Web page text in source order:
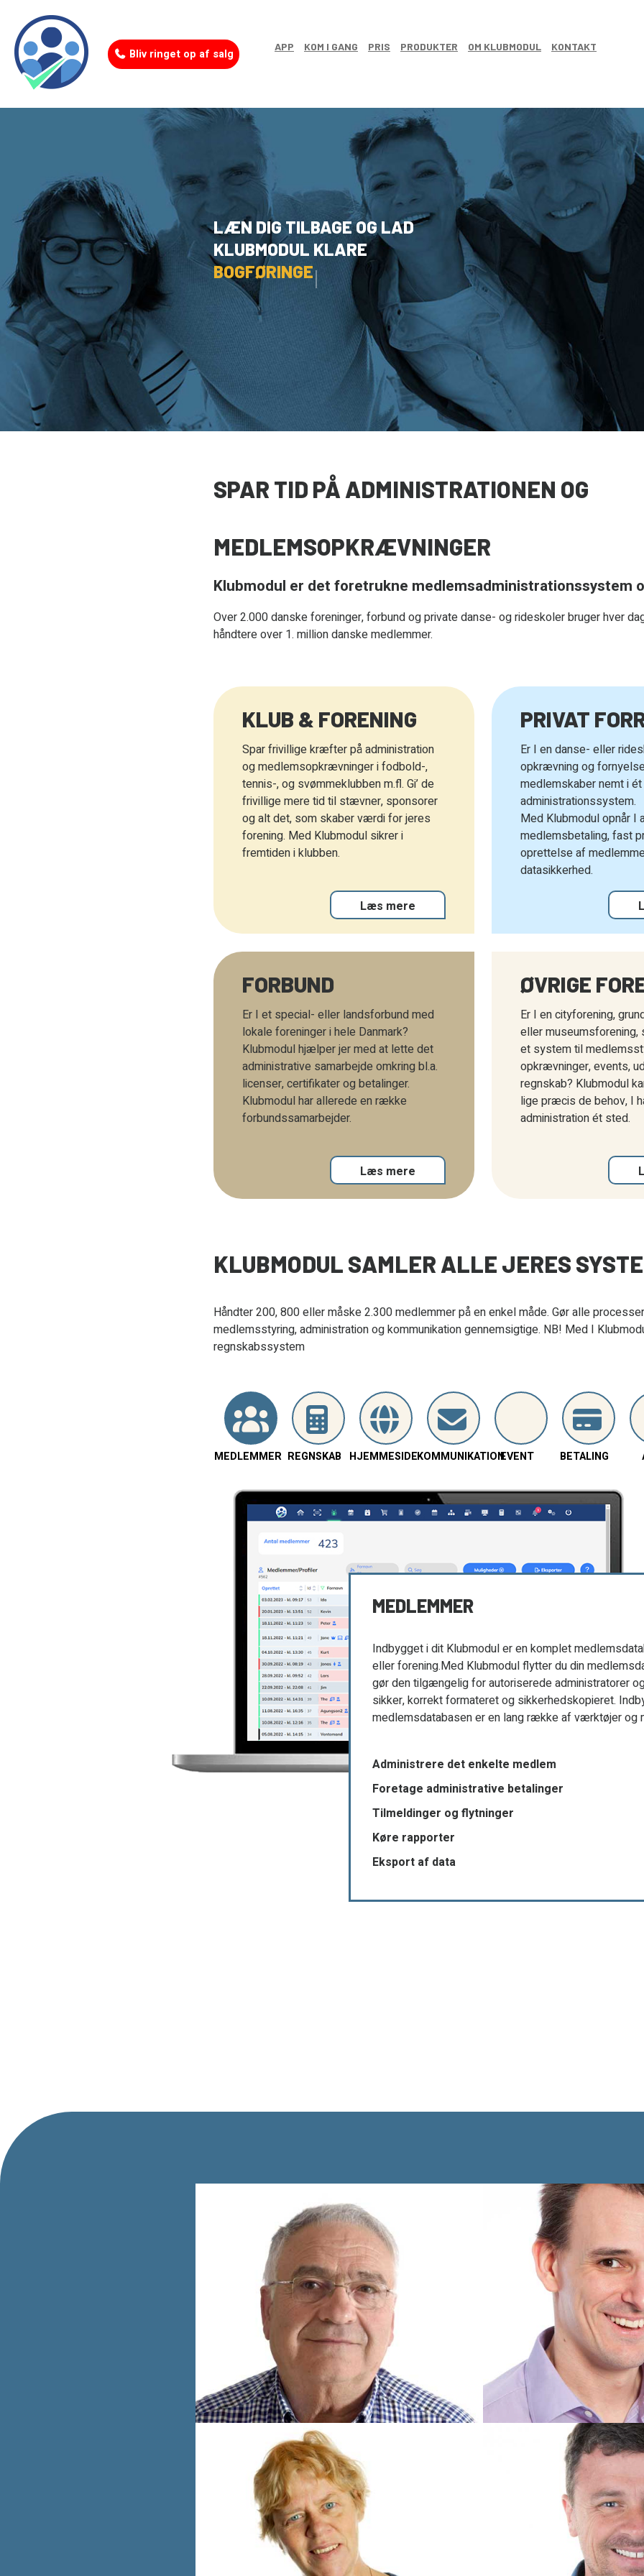
Bliv ringet op af salg APP KOM I GANG PRIS PRODUKTER OM KLUBMODUL KONTAKT
LÆN DIG TILBAGE OG LAD
KLUBMODUL KLARE
ST
SPAR TID PÅ ADMINISTRATIONEN OG
MEDLEMSOPKRÆVNINGER
Klubmodul er det foretrukne medlemsadministrationssystem
Over 2.000 danske foreninger, forbund og private danse- og rideskoler bruger hver dag
håndtere over 1. million danske medlemmer.
KLUB & FORENING
Spar frivillige kræfter på administration
og medlemsopkrævninger i fodbold-,
tennis-, og svømmeklubben m.fl. Gi’ de
frivillige mere tid til stævner, sponsorer
og alt det, som skaber værdi for jeres
forening. Med Klubmodul sikrer i
fremtiden i klubben.
Læs mere
PRIVAT
Er I en danse- eller
opkrævning og
medlemskaber nemt i ét
administrationssystem.
Med Klubmodul opnår I
medlemsbetaling, fast
oprettelse af
datasikkerhed.
FORBUND
Er I et special- eller landsforbund med
lokale foreninger i hele Danmark?
Klubmodul hjælper jer med at lette det
administrative samarbejde omkring bl.a.
licenser, certifikater og betalinger.
Klubmodul har allerede en række
forbundssamarbejder.
Læs mere
ØVRIGE
Er I en cityforening,
eller museumsforening,
et system til
opkrævninger, events,
regnskab? Klubmodul
lige præcis de behov, I
administration ét sted.
KLUBMODUL SAMLER ALLE JERES
Håndter 200, 800 eller måske 2.300 medlemmer på en enkel måde. Gør alle processer
medlemsstyring, administration og kommunikation gennemsigtige. NB! Med I
regnskabssystem
MEDLEMMER REGNSKAB HJEMMESIDEKOMMUNIKATIONEVENT BETALING
MEDLEMMER
Indbygget i dit Klubmodul er en komplet
eller forening.Med Klubmodul flytter du din
gør den tilgængelig for autoriserede administratorer og
sikker, korrekt formateret og sikkerhedskopieret.
medlemsdatabasen er en lang række af værktøjer og
Administrere det enkelte medlem
Foretage administrative betalinger
Tilmeldinger og flytninger
Køre rapporter
Eksport af data